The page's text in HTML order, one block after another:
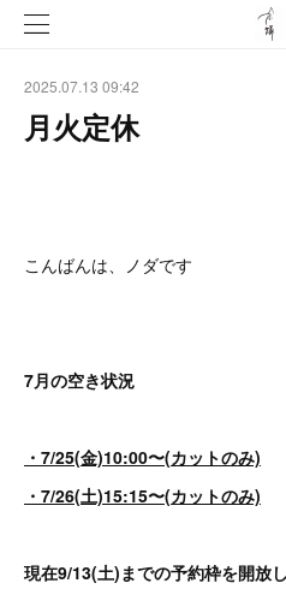
2025.07.13 09:42
月火定休
こんばんは、ノダです
7月の空き状況
・7/25(金)10:00〜(カットのみ)
・7/26(土)15:15〜(カットのみ)
現在9/13(土)までの予約枠を開放